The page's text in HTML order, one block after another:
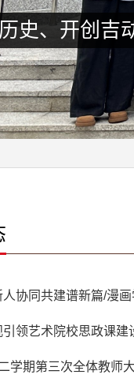
史、开创吉
忆 筑牢信仰
协同共建谱新篇/漫
研讨会
领艺术院校思政课建
学期第三次全体教师